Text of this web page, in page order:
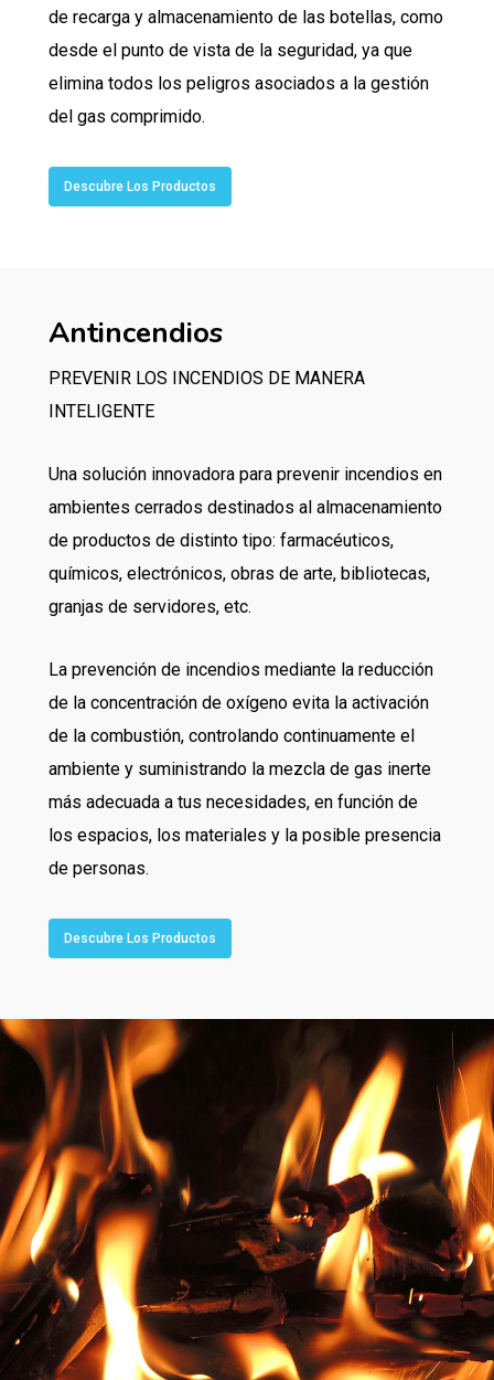
de recarga y almacenamiento de las botellas, como
desde el punto de vista de la seguridad, ya que
elimina todos los peligros asociados a la gestión
del gas comprimido.
Descubre Los Productos
Antincendios
PREVENIR LOS INCENDIOS DE MANERA
INTELIGENTE
Una solución innovadora para prevenir incendios en
ambientes cerrados destinados al almacenamiento
de productos de distinto tipo: farmacéuticos,
químicos, electrónicos, obras de arte, bibliotecas,
granjas de servidores, etc.
La prevención de incendios mediante la reducción
de la concentración de oxígeno evita la activación
de la combustión, controlando continuamente el
ambiente y suministrando la mezcla de gas inerte
más adecuada a tus necesidades, en función de
los espacios, los materiales y la posible presencia
de personas.
Descubre Los Productos